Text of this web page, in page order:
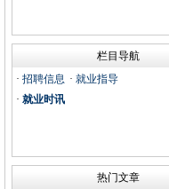
栏目导航
· 招聘信息 · 就业指导
· 就业时讯
热门文章